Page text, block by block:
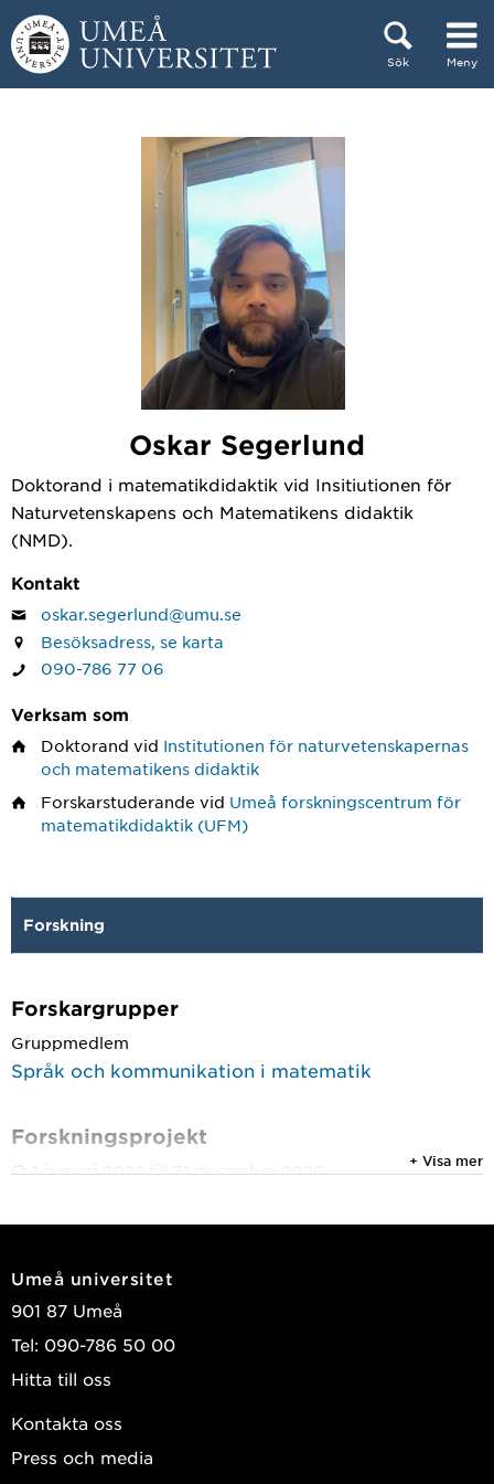
Hoppa direkt till innehållet
Sök Meny
Oskar Segerlund
Doktorand i matematikdidaktik vid Insitiutionen för
Naturvetenskapens och Matematikens didaktik
(NMD).
Kontakt
oskar.segerlund@umu.se
Besöksadress, se karta
090-786 77 06
Verksam som
Doktorand vid Institutionen för naturvetenskapernas
och matematikens didaktik
Forskarstuderande vid Umeå forskningscentrum för
matematikdidaktik (UFM)
Forskning
Forskargrupper
Gruppmedlem
Språk och kommunikation i matematik
Forskningsprojekt
1 januari 2022 till 31 december 2026 + Visa mer
Umeå universitet
901 87 Umeå
Tel: 090-786 50 00
Hitta till oss
Kontakta oss
Press och media